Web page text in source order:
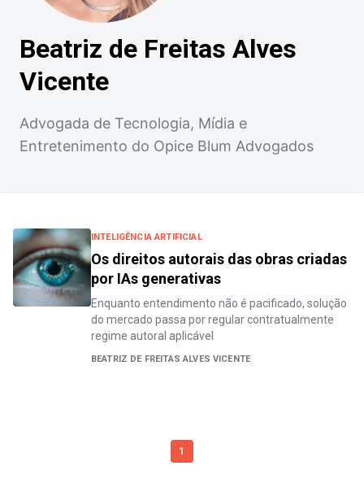
Beatriz de Freitas Alves
Vicente
Advogada de Tecnologia, Mídia e
Entretenimento do Opice Blum Advogados
INTELIGÊNCIA ARTIFICIAL
Os direitos autorais das obras criadas
por IAs generativas
Enquanto entendimento não é pacificado, solução
do mercado passa por regular contratualmente
regime autoral aplicável
BEATRIZ DE FREITAS ALVES VICENTE
1